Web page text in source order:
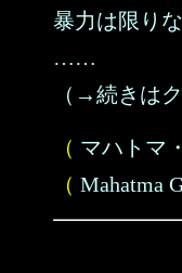
暴力は限り
……
（→続きは
（ マハトマ
（ Mahatma